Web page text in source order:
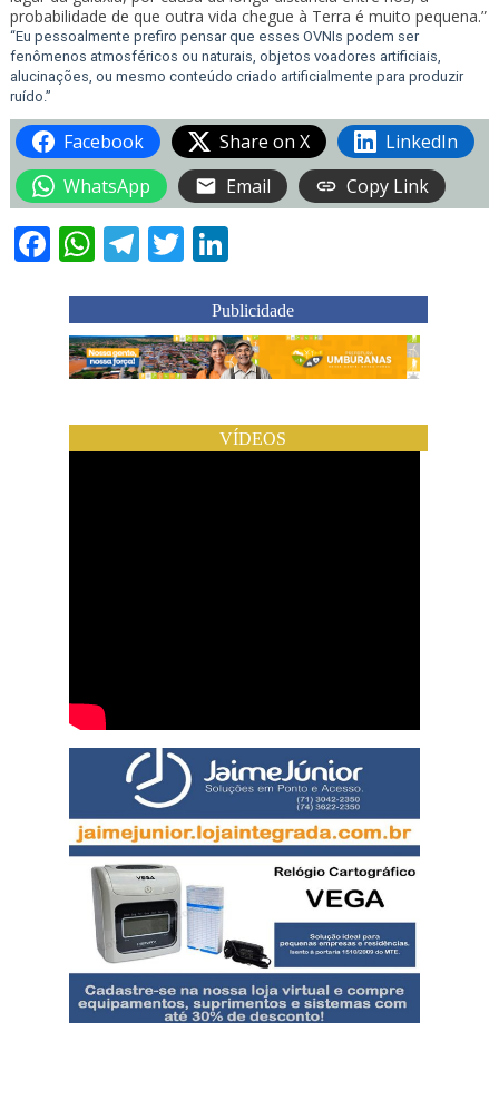
probabilidade de que outra vida chegue à Terra é muito pequena.”
“Eu pessoalmente prefiro pensar que esses OVNIs podem ser
fenômenos atmosféricos ou naturais, objetos voadores artificiais,
alucinações, ou mesmo conteúdo criado artificialmente para produzir
ruído.”
Facebook Share on X
LinkedIn
WhatsApp
Email Copy Link
Facebook
WhatsApp
Telegram
Twitter
LinkedIn
Publicidade
VÍDEOS